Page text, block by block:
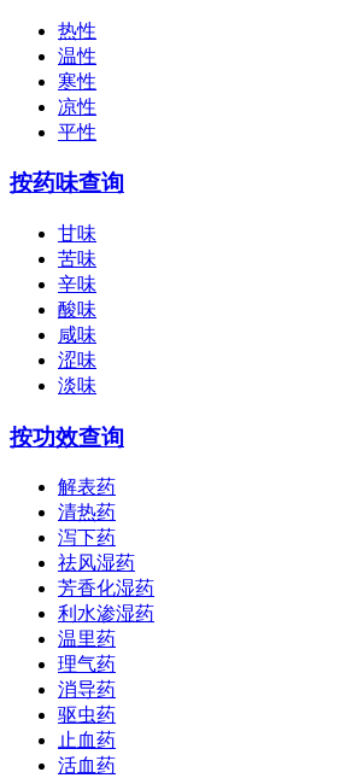
热性
温性
寒性
凉性
平性
按药味查询
甘味
苦味
辛味
酸味
咸味
涩味
淡味
按功效查询
解表药
清热药
泻下药
祛风湿药
芳香化湿药
利水渗湿药
温里药
理气药
消导药
驱虫药
止血药
活血药